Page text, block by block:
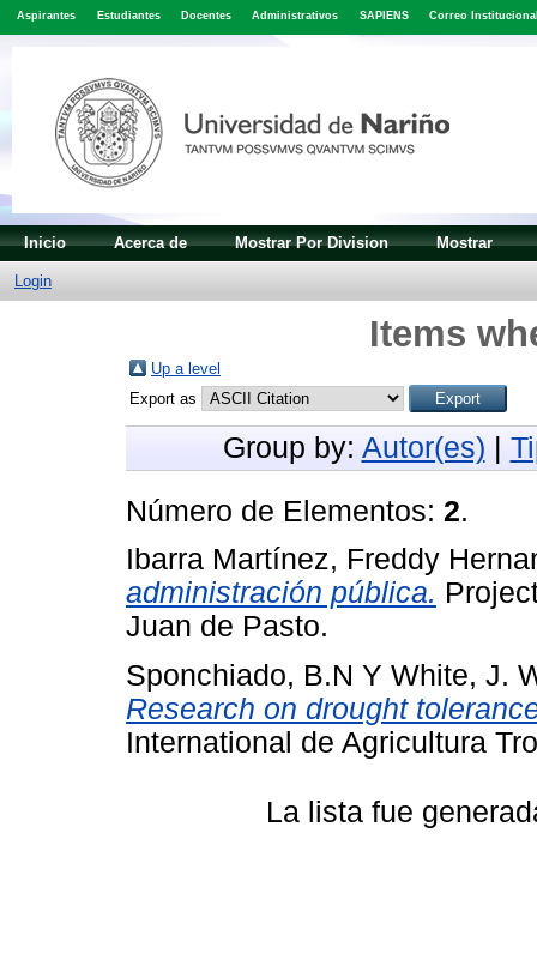
Aspirantes Estudiantes Docentes Administrativos SAPIENS Correo
Inicio Acerca de Mostrar Por Division Mostrar
Login
Items
Up a level
Export as
Group by: Autor(es) |
Número de Elementos: 2.
Ibarra Martínez, Freddy
administración pública.
Juan de Pasto.
Sponchiado, B.N Y White, J.
Research on drought
International de Agricultura
La lista fue